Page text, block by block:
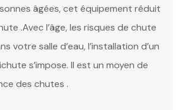
âgées, cet équipement réduit
.Avec l’âge, les risques de chute
votre salle d’eau, l’installation d’un
s’impose. Il est un moyen de
des chutes .